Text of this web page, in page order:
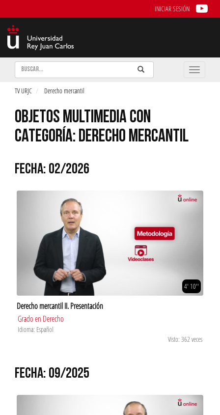
INICIAR SESIÓN
Buscar Enviar
Buscar
Toggle
TV URJC Derecho mercantil
OBJETOS MULTIMEDIA CON
CATEGORÍA: DERECHO MERCANTIL
FECHA: 02/2026
4' 10''
Derecho mercantil II. Presentación
Grado en Derecho
Idioma: Español
Visto: 362 veces
FECHA: 09/2025